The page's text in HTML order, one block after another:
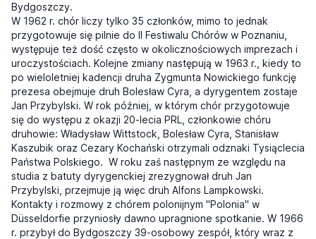
Bydgoszczy.
W 1962 r. chór liczy tylko 35 członków, mimo to jednak
przygotowuje się pilnie do II Festiwalu Chórów w Poznaniu,
występuje też dość często w okolicznościowych imprezach i
uroczystościach. Kolejne zmiany następują w 1963 r., kiedy to
po wieloletniej kadencji druha Zygmunta Nowickiego funkcję
prezesa obejmuje druh Bolesław Cyra, a dyrygentem zostaje
Jan Przybylski. W rok później, w którym chór przygotowuje
się do występu z okazji 20-lecia PRL, członkowie chóru
druhowie: Władysław Wittstock, Bolesław Cyra, Stanisław
Kaszubik oraz Cezary Kochański otrzymali odznaki Tysiąclecia
Państwa Polskiego. W roku zaś następnym ze względu na
studia z batuty dyrygenckiej zrezygnował druh Jan
Przybylski, przejmuje ją więc druh Alfons Lampkowski.
Kontakty i rozmowy z chórem polonijnym "Polonia" w
Düsseldorfie przyniosły dawno upragnione spotkanie. W 1966
r. przybył do Bydgoszczy 39-osobowy zespół, który wraz z